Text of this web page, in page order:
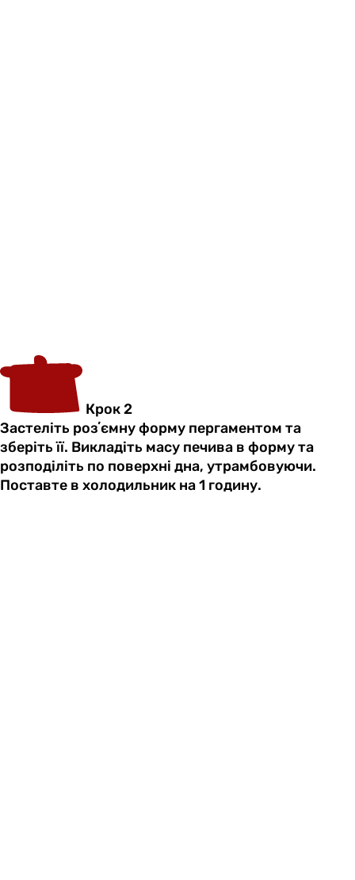
Крок 2
Застеліть розʼємну форму пергаментом та
зберіть її. Викладіть масу печива в форму та
розподіліть по поверхні дна, утрамбовуючи.
Поставте в холодильник на 1 годину.